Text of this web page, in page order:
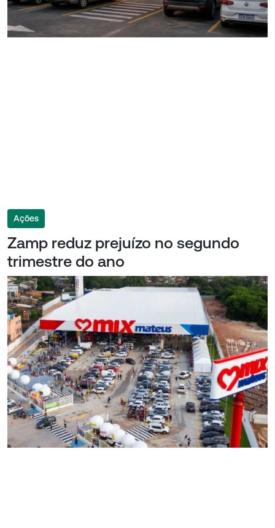
Ações
Zamp reduz prejuízo no segundo
trimestre do ano